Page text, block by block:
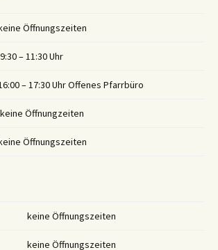
Öffnungszeiten
9:30 – 11:30 Uhr
– 17:30 Uhr Offenes Pfarrbüro
keine Öffnungzeiten
Öffnungszeiten
keine Öffnungszeiten
keine Öffnungszeiten